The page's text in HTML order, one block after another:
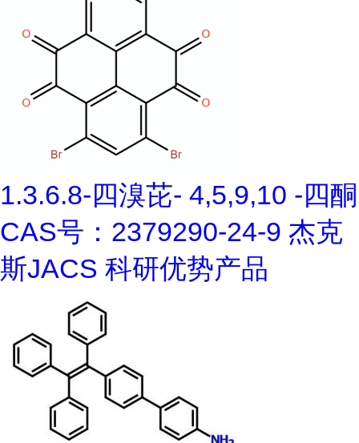
1.3.6.8-四溴芘- 4,5,9,10 -四酮
CAS号：2379290-24-9 杰克
斯JACS 科研优势产品